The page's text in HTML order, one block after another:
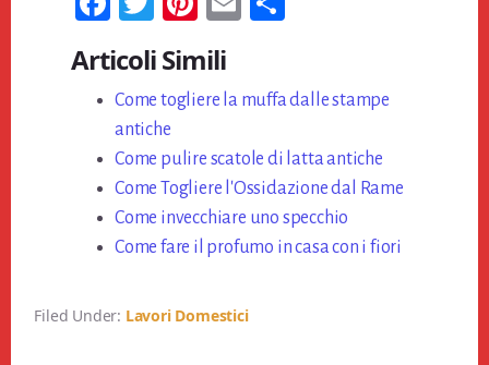
bo
ok
tt
er
er
es
vi
di
Articoli Simili
Come togliere la muffa dalle stampe
antiche
Come pulire scatole di latta antiche
Come Togliere l'Ossidazione dal Rame
Come invecchiare uno specchio
Come fare il profumo in casa con i fiori
Filed Under: Lavori Domestici